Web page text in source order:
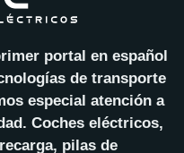
portal en español
de transporte
especial atención a
Coches eléctricos,
pilas de